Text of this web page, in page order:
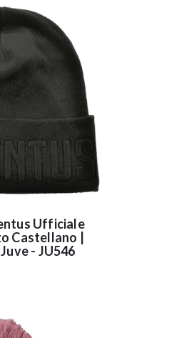
Ufficiale
Castellano |
- JU546